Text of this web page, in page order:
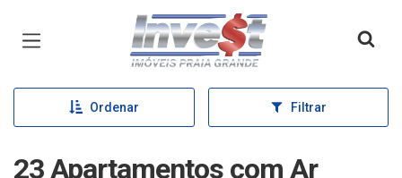
Página inicial
Ordenar Filtrar
23 Apartamentos com Ar